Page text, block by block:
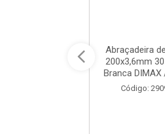
Abraçadeira
200x3,6mm
Branca DIMAX
Código: